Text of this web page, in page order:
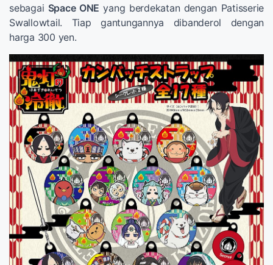
sebagai Space ONE yang berdekatan dengan Patisserie
Swallowtail. Tiap gantungannya dibanderol dengan
harga 300 yen.